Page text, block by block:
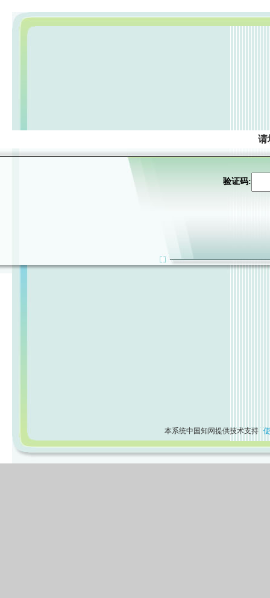
请
验证码:
本系统中国知网提供技术支持